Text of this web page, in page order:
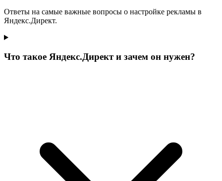
Ответы на самые важные вопросы о настройке рекламы в
Яндекс.Директ.
Что такое Яндекс.Директ и зачем он нужен?